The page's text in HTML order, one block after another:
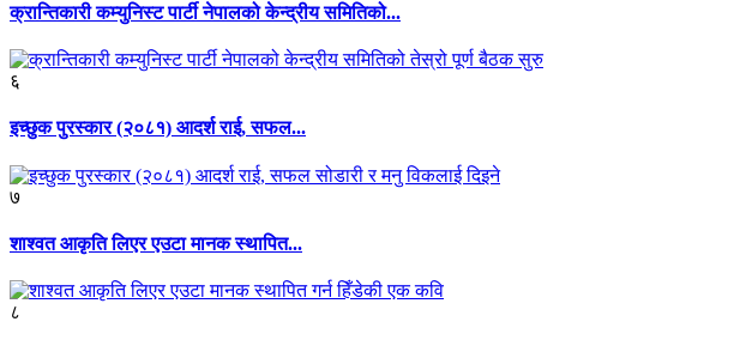
क्रान्तिकारी कम्युनिस्ट पार्टी नेपालको केन्द्रीय समितिको...
६
इच्छुक पुरस्कार (२०८१) आदर्श राई, सफल...
७
शाश्वत आकृति लिएर एउटा मानक स्थापित...
८